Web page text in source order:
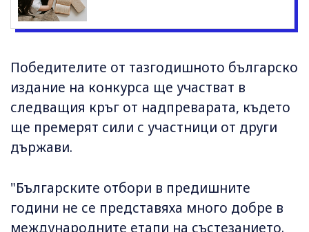
Победителите от тазгодишното българско
издание на конкурса ще участват в
следващия кръг от надпреварата, където
ще премерят сили с участници от други
държави.
"Българските отбори в предишните
години не се представяха много добре в
международните етапи на състезанието.